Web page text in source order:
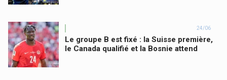
24/06
Le groupe B est fixé : la Suisse première,
le Canada qualifié et la Bosnie attend